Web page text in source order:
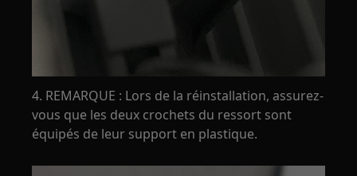
4. REMARQUE : Lors de la réinstallation, assurez-
vous que les deux crochets du ressort sont
équipés de leur support en plastique.